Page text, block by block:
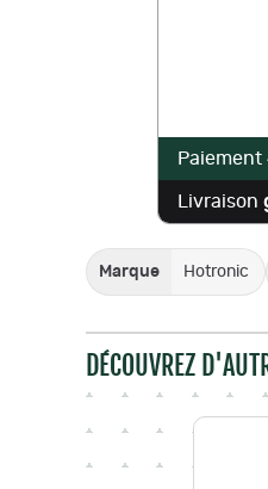
Paiement
Livraison
Marque Hotronic
DÉCOUVREZ